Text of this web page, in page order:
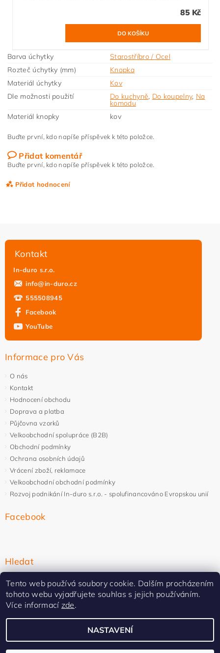
85 Kč
Barva úchytky
Starostříbro / Ocel
Rozteč úchytky (mm)
Knopka
Materiál úchytky
Kov
Dle možnosti použití
Do kuchyně, Do koupelny, Na
komodu
Materiál knopky
kov
Buďte první, kdo napíše příspěvek k této položce.
Přidat komentář
Buďte první, kdo napíše příspěvek k této položce.
Přidat hodnocení
osobních údajů
Kontakt
In-duro s.r.o.
info@in-duro.cz
555508945
Facebook
YouTube
Informace pro Vás
O nás
Kontakt
Hodnocení obchodu
Doprava a platba
Půjčovna vzorků
Velkoobchodní spolupráce (B2B)
Obchodní podmínky
Ochrana osobních údajů
Vrácení zboží, reklamace
Velkoobchodní obchodní podmínky
Rozvoj podnikání In-duro s.r.o. - spolufinancováno Evropskou unií
Facebook
Hledat
2026 ©In-duro, všechna práva vyhrazenaUpravit nastavení cookies
Tento web používá soubory cookie. Dalším procházením
tohoto webu vyjadřujete souhlas s jejich používáním.
Více informací zde.
NASTAVENÍ